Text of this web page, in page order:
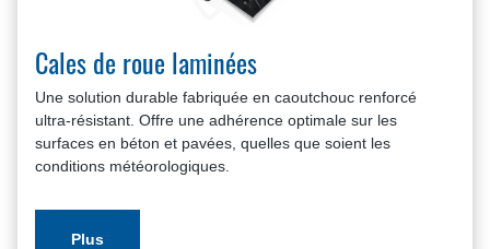
Cales de roue laminées
Une solution durable fabriquée en caoutchouc renforcé
ultra-résistant. Offre une adhérence optimale sur les
surfaces en béton et pavées, quelles que soient les
conditions météorologiques.
Plus